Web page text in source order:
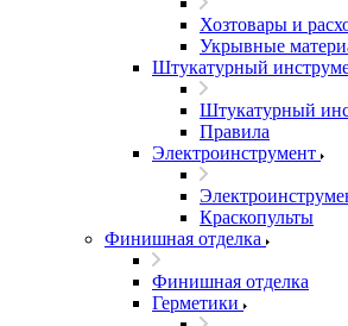
Хозтовары и
Укрывные
Штукатурный
Штукатурный
Правила
Электроинструмент
Краскопульты
Финишная отделка
Финишная отделка
Герметики